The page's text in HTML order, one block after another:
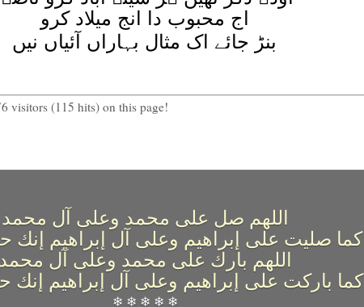
اج محبوب دا انج میلاد کرو
بنڑ جائے اک مثال بہاراں آئیاں نیں
visitors (115 hits) on this page!
اللهم صل على محمد وعلى آل محمد
كما صليت على إبراهيم وعلى آل إبراهيم إنك
اللهم بارك على محمد وعلى آل محمد
كما باركت على إبراهيم وعلى آل إبراهيم إنك
❄ ❄ ❄ ❄ ❄